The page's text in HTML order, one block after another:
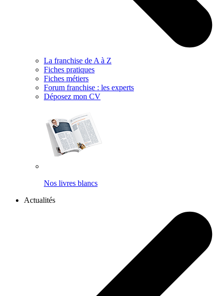
La franchise de A à Z
Fiches pratiques
Fiches métiers
Forum franchise : les experts
Déposez mon CV
Nos livres blancs
Actualités